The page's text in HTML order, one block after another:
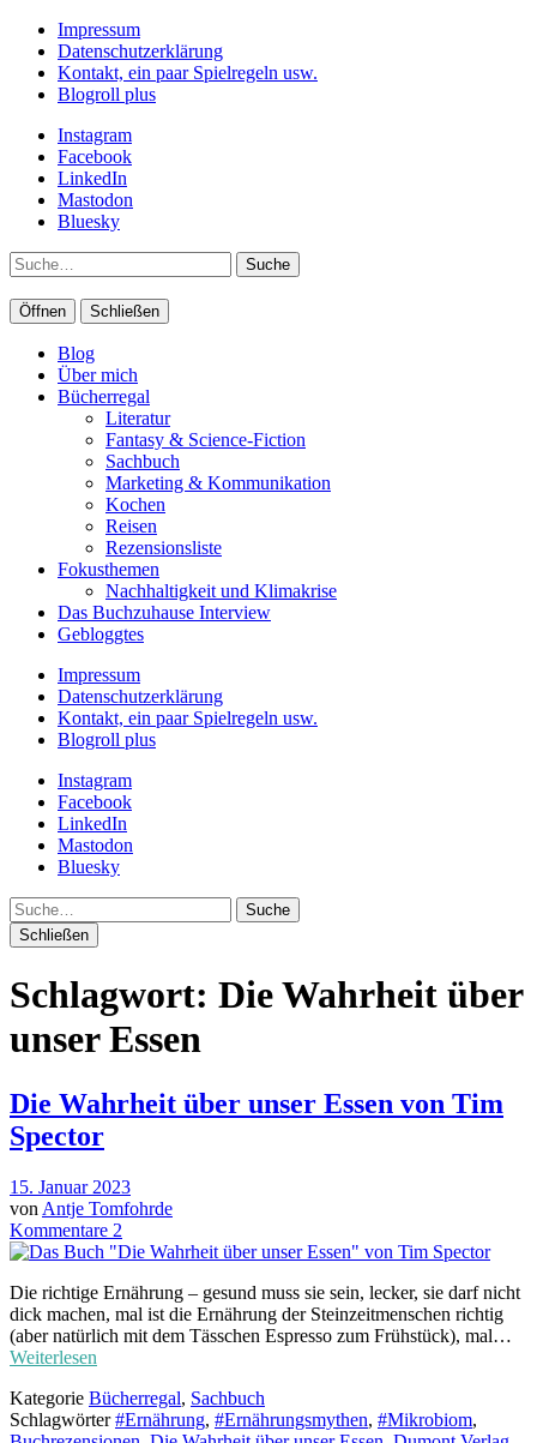
Impressum
Datenschutzerklärung
Kontakt, ein paar Spielregeln usw.
Blogroll plus
Instagram
Facebook
LinkedIn
Mastodon
Bluesky
Suche
Öffnen Schließen
Blog
Über mich
Bücherregal
Literatur
Fantasy & Science-Fiction
Sachbuch
Marketing & Kommunikation
Kochen
Reisen
Rezensionsliste
Fokusthemen
Nachhaltigkeit und Klimakrise
Das Buchzuhause Interview
Gebloggtes
Impressum
Datenschutzerklärung
Kontakt, ein paar Spielregeln usw.
Blogroll plus
Instagram
Facebook
LinkedIn
Mastodon
Bluesky
Suche
Schließen
Schlagwort: Die Wahrheit über
unser Essen
Die Wahrheit über unser Essen von Tim
Spector
15. Januar 2023
von Antje Tomfohrde
Kommentare 2
Die richtige Ernährung – gesund muss sie sein, lecker, sie darf nicht
dick machen, mal ist die Ernährung der Steinzeitmenschen richtig
(aber natürlich mit dem Tässchen Espresso zum Frühstück), mal…
Weiterlesen
Kategorie Bücherregal, Sachbuch
Schlagwörter#Ernährung, #Ernährungsmythen, #Mikrobiom,